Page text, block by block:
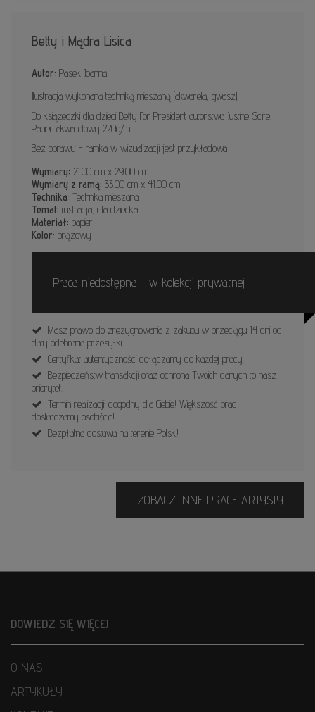
Betty i Mądra Lisica
Autor: Pasek Joanna
Ilustracja wykonana techniką mieszaną (akwarela, gwasz).
Do książeczki dla dzieci Betty For President autorstwa Justine Scire.
Papier akwarelowy 220g/m.
Bez oprawy - ramka w wizualizacji jest przykładowa
Wymiary: 21.00 cm x 29.00 cm
Wymiary z ramą: 33.00 cm x 41.00 cm
Technika: Technika mieszana
Temat: ilustracja, dla dziecka
Materiał: papier
Kolor: brązowy
Praca niedostępna - w kolekcji prywatnej
Masz prawo do zrezygnowania z zakupu w przeciągu 14 dni od
daty odebrania przesyłki.
Certyfikat autentyczności dołączamy do każdej pracy.
Bezpieczeństw transakcji oraz ochrona Twoich danych to nasz
priorytet.
Termin realizacji: dogodny dla Ciebie! Większość prac
dostarczamy osobiście!
Bezpłatna dostawa na terenie Polski!
ZOBACZ INNE PRACE ARTYSTY
DOWIEDZ SIĘ WIĘCEJ
O NAS
ARTYKUŁY